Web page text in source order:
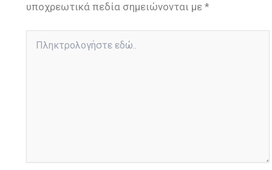
υποχρεωτικά πεδία σημειώνονται με*
εδώ..